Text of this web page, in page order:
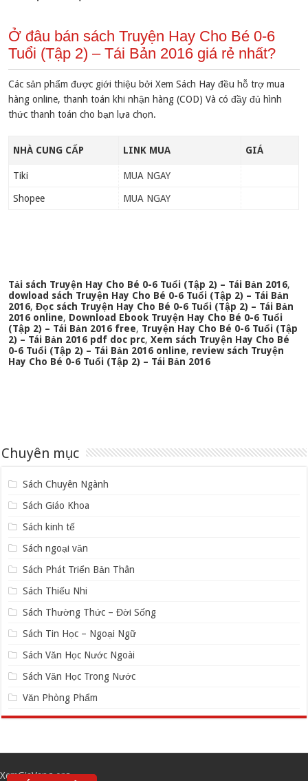
Ở đâu bán sách Truyện Hay Cho Bé 0-6
Tuổi (Tập 2) – Tái Bản 2016 giá rẻ nhất?
Các sản phẩm được giới thiệu bởi Xem Sách Hay đều hỗ trợ mua
hàng online, thanh toán khi nhận hàng (COD) Và có đầy đủ hình
thức thanh toán cho bạn lựa chọn.
NHÀ CUNG CẤP LINK MUA GIÁ
Tiki MUA NGAY
Shopee MUA NGAY
Tải sách Truyện Hay Cho Bé 0-6 Tuổi (Tập 2) – Tái Bản 2016,
dowload sách Truyện Hay Cho Bé 0-6 Tuổi (Tập 2) – Tái Bản
2016,Đọc sách Truyện Hay Cho Bé 0-6 Tuổi (Tập 2) – Tái Bản
2016 online, Download Ebook Truyện Hay Cho Bé 0-6 Tuổi
(Tập 2) – Tái Bản 2016 free, Truyện Hay Cho Bé 0-6 Tuổi (Tập
2) – Tái Bản 2016 pdf doc prc,Xem sách Truyện Hay Cho Bé
0-6 Tuổi (Tập 2) – Tái Bản 2016 online, review sách Truyện
Hay Cho Bé 0-6 Tuổi (Tập 2) – Tái Bản 2016
Chuyên mục
Sách Chuyên Ngành
Sách Giáo Khoa
Sách kinh tế
Sách ngoại văn
Sách Phát Triển Bản Thân
Sách Thiếu Nhi
Sách Thường Thức – Đời Sống
Sách Tin Học – Ngoại Ngữ
Sách Văn Học Nước Ngoài
Sách Văn Học Trong Nước
Văn Phòng Phẩm
XemGiaVang.org